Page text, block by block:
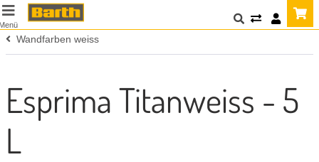
Wandfarben weiss
Esprima Titanweiss - 5
L